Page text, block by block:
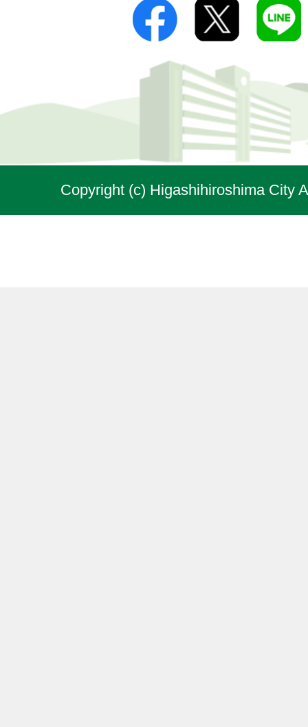
Copyright (c) Higashihiroshima City